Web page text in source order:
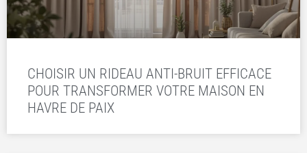
CHOISIR UN RIDEAU ANTI-BRUIT EFFICACE
POUR TRANSFORMER VOTRE MAISON EN
HAVRE DE PAIX